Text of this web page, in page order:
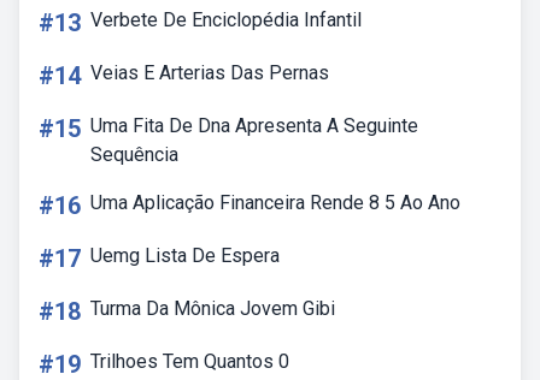
#13 Verbete De Enciclopédia Infantil
#14 Veias E Arterias Das Pernas
#15 Uma Fita De Dna Apresenta A Seguinte
Sequência
#16 Uma Aplicação Financeira Rende 8 5 Ao Ano
#17 Uemg Lista De Espera
#18 Turma Da Mônica Jovem Gibi
#19 Trilhoes Tem Quantos 0